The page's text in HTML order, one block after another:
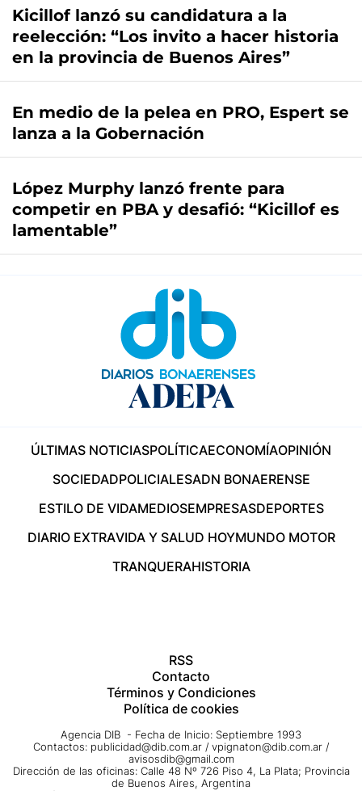
Kicillof lanzó su candidatura a la
reelección: “Los invito a hacer historia
en la provincia de Buenos Aires”
En medio de la pelea en PRO, Espert se
lanza a la Gobernación
López Murphy lanzó frente para
competir en PBA y desafió: “Kicillof es
lamentable”
ÚLTIMAS NOTICIASPOLÍTICAECONOMÍAOPINIÓN
SOCIEDADPOLICIALESADN BONAERENSE
ESTILO DE VIDAMEDIOSEMPRESASDEPORTES
DIARIO EXTRAVIDA Y SALUD HOYMUNDO MOTOR
TRANQUERAHISTORIA
RSS
Contacto
Términos y Condiciones
Política de cookies
Agencia DIB - Fecha de Inicio: Septiembre 1993
Contactos: publicidad@dib.com.ar / vpignaton@dib.com.ar /
avisosdib@gmail.com
Dirección de las oficinas: Calle 48 Nº 726 Piso 4, La Plata; Provincia
de Buenos Aires, Argentina